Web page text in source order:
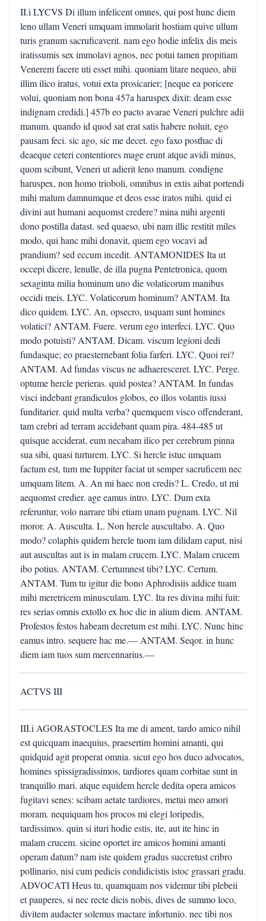
II.i LYCVS Di illum infelicent omnes, qui post hunc diem
leno ullam Veneri umquam immolarit hostiam quive ullum
turis granum sacruficaverit. nam ego hodie infelix dis meis
iratissumis sex immolavi agnos, nec potui tamen propitiam
Venerem facere uti esset mihi. quoniam litare nequeo, abii
illim ilico iratus, votui exta prosicarier; [neque ea poricere
volui, quoniam non bona 457a haruspex dixit: deam esse
indignam credidi.] 457b eo pacto avarae Veneri pulchre adii
manum. quando id quod sat erat satis habere noluit, ego
pausam feci. sic ago, sic me decet. ego faxo posthac di
deaeque ceteri contentiores mage erunt atque avidi minus,
quom scibunt, Veneri ut adierit leno manum. condigne
haruspex, non homo trioboli, omnibus in extis aibat portendi
mihi malum damnumque et deos esse iratos mihi. quid ei
divini aut humani aequomst credere? mina mihi argenti
dono postilla datast. sed quaeso, ubi nam illic restitit miles
modo, qui hanc mihi donavit, quem ego vocavi ad
prandium? sed eccum incedit. ANTAMONIDES Ita ut
occepi dicere, lenulle, de illa pugna Pentetronica, quom
sexaginta milia hominum uno die volaticorum manibus
occidi meis. LYC. Volaticorum hominum? ANTAM. Ita
dico quidem. LYC. An, opsecro, usquam sunt homines
volatici? ANTAM. Fuere. verum ego interfeci. LYC. Quo
modo potuisti? ANTAM. Dicam. viscum legioni dedi
fundasque; eo praesternebant folia farferi. LYC. Quoi rei?
ANTAM. Ad fundas viscus ne adhaeresceret. LYC. Perge.
optume hercle perieras. quid postea? ANTAM. In fundas
visci indebant grandiculos globos, eo illos volantis iussi
funditarier. quid multa verba? quemquem visco offenderant,
tam crebri ad terram accidebant quam pira. 484-485 ut
quisque acciderat, eum necabam ilico per cerebrum pinna
sua sibi, quasi turturem. LYC. Si hercle istuc umquam
factum est, tum me Iuppiter faciat ut semper sacruficem nec
umquam litem. A. An mi haec non credis? L. Credo, ut mi
aequomst credier. age eamus intro. LYC. Dum exta
referuntur, volo narrare tibi etiam unam pugnam. LYC. Nil
moror. A. Ausculta. L. Non hercle auscultabo. A. Quo
modo? colaphis quidem hercle tuom iam dilidam caput, nisi
aut auscultas aut is in malam crucem. LYC. Malam crucem
ibo potius. ANTAM. Certumnest tibi? LYC. Certum.
ANTAM. Tum tu igitur die bono Aphrodisiis addice tuam
mihi meretricem minusculam. LYC. Ita res divina mihi fuit:
res serias omnis extollo ex hoc die in alium diem. ANTAM.
Profestos festos habeam decretum est mihi. LYC. Nunc hinc
eamus intro. sequere hac me.— ANTAM. Seqor. in hunc
diem iam tuos sum mercennarius.—
ACTVS III
III.i AGORASTOCLES Ita me di ament, tardo amico nihil
est quicquam inaequius, praesertim homini amanti, qui
quidquid agit properat omnia. sicut ego hos duco advocatos,
homines spissigradissimos, tardiores quam corbitae sunt in
tranquillo mari. atque equidem hercle dedita opera amicos
fugitavi senes: scibam aetate tardiores, metui meo amori
moram. nequiquam hos procos mi elegi loripedis,
tardissimos. quin si ituri hodie estis, ite, aut ite hinc in
malam crucem. sicine oportet ire amicos homini amanti
operam datum? nam iste quidem gradus succretust cribro
pollinario, nisi cum pedicis condidicistis istoc grassari gradu.
ADVOCATI Heus tu, quamquam nos videmur tibi plebeii
et pauperes, si nec recte dicis nobis, dives de summo loco,
divitem audacter solemus mactare infortunio. nec tibi nos